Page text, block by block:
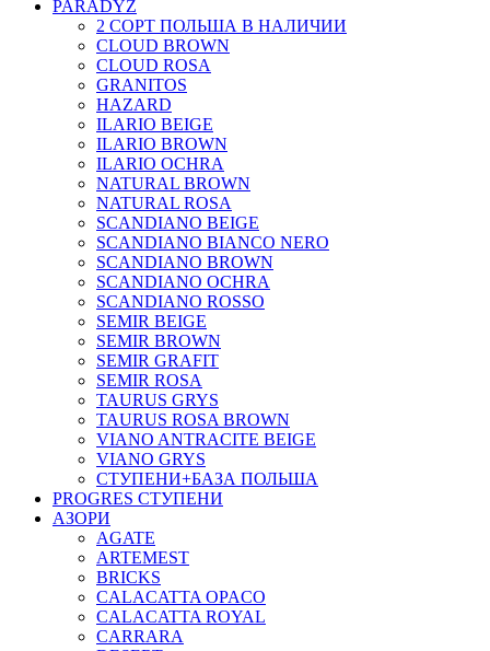
PARADYZ
2 СОРТ ПОЛЬША В НАЛИЧИИ
CLOUD BROWN
CLOUD ROSA
GRANITOS
HAZARD
ILARIO BEIGE
ILARIO BROWN
ILARIO OCHRA
NATURAL BROWN
NATURAL ROSA
SCANDIANO BEIGE
SCANDIANO BIANCO NERO
SCANDIANO BROWN
SCANDIANO OCHRA
SCANDIANO ROSSO
SEMIR BEIGE
SEMIR BROWN
SEMIR GRAFIT
SEMIR ROSA
TAURUS GRYS
TAURUS ROSA BROWN
VIANO ANTRACITE BEIGE
VIANO GRYS
СТУПЕНИ+БАЗА ПОЛЬША
PROGRES СТУПЕНИ
АЗОРИ
AGATE
ARTEMEST
BRICKS
CALACATTA OPACO
CALACATTA ROYAL
CARRARA